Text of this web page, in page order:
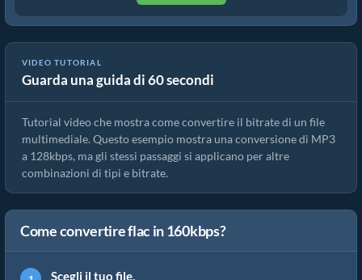
VIDEO TUTORIAL
Guarda una guida di 60 secondi
Convertire il bitrate di un file multimediale
Tutorial video che mostra come convertire il bitrate di un file
multimediale. Questo esempio mostra una conversione di MP3
a 128kbps, ma gli stessi passaggi si applicano per altre
combinazioni di tipi e bitrate.
Come convertire flac in 160kbps?
Scegli il tuo file.